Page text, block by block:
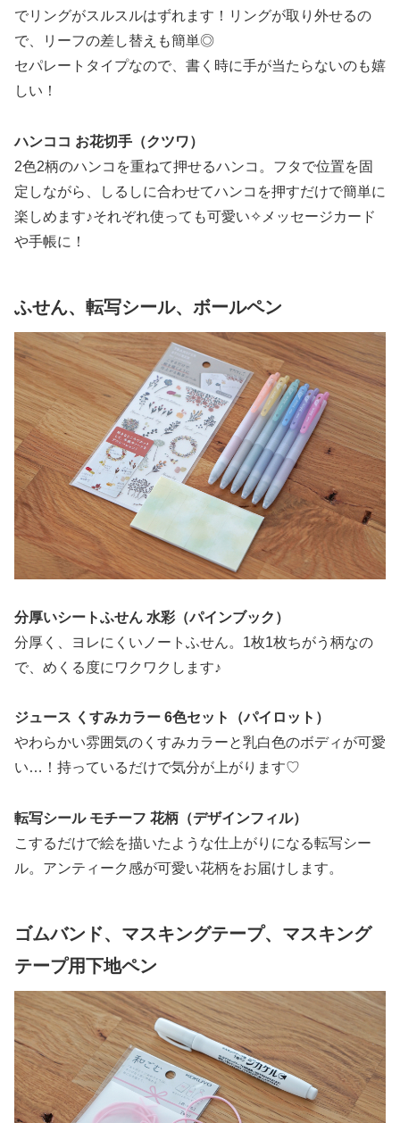
でリングがスルスルはずれます！リングが取り外せるの
で、リーフの差し替えも簡単◎
セパレートタイプなので、書く時に手が当たらないのも嬉
しい！
ハンココ お花切手（クツワ）
2色2柄のハンコを重ねて押せるハンコ。フタで位置を固
定しながら、しるしに合わせてハンコを押すだけで簡単に
楽しめます♪それぞれ使っても可愛い✧メッセージカード
や手帳に！
ふせん、転写シール、ボールペン
分厚いシートふせん 水彩（パインブック）
分厚く、ヨレにくいノートふせん。1枚1枚ちがう柄なの
で、めくる度にワクワクします♪
ジュース くすみカラー 6色セット（パイロット）
やわらかい雰囲気のくすみカラーと乳白色のボディが可愛
い…！持っているだけで気分が上がります♡
転写シール モチーフ 花柄（デザインフィル）
こするだけで絵を描いたような仕上がりになる転写シー
ル。アンティーク感が可愛い花柄をお届けします。
ゴムバンド、マスキングテープ、マスキング
テープ用下地ペン